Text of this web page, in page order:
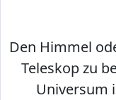
Den Himmel
Teleskop zu
Universum